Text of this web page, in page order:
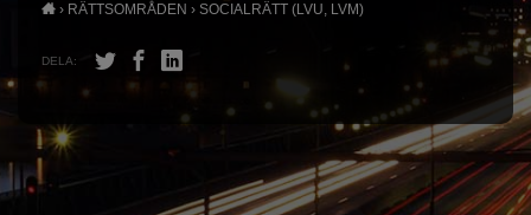
› RÄTTSOMRÅDEN › SOCIALRÄTT (LVU, LVM)
DELA: